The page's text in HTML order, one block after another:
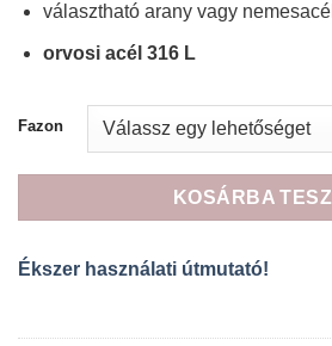
választható arany vagy
orvosi acél 316 L
Fazon
KOSÁRBA
Ékszer használati útmutató!